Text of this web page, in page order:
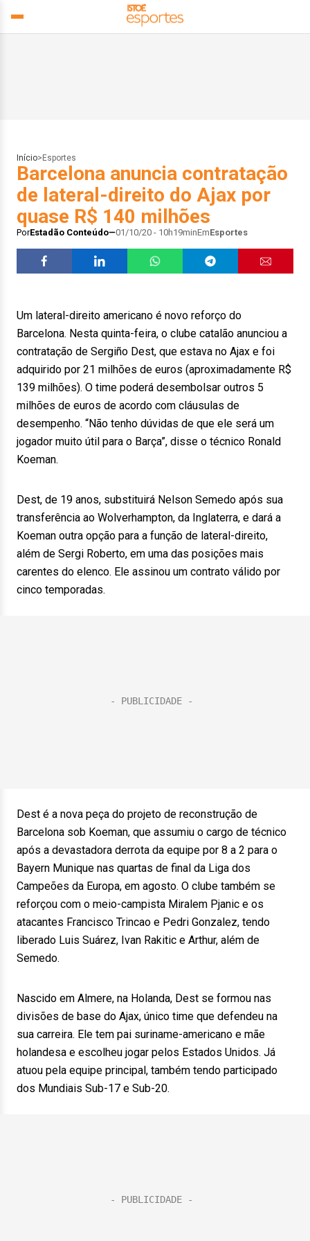
Início> Esportes
Barcelona anuncia contratação
de lateral-direito do Ajax por
quase R$ 140 milhões
PorEstadão Conteúdo 01/10/20 - 10h19minEmEsportes
Um lateral-direito americano é novo reforço do
Barcelona. Nesta quinta-feira, o clube catalão anunciou a
contratação de Sergiño Dest, que estava no Ajax e foi
adquirido por 21 milhões de euros (aproximadamente R$
139 milhões). O time poderá desembolsar outros 5
milhões de euros de acordo com cláusulas de
desempenho. “Não tenho dúvidas de que ele será um
jogador muito útil para o Barça”, disse o técnico Ronald
Koeman.
Dest, de 19 anos, substituirá Nelson Semedo após sua
transferência ao Wolverhampton, da Inglaterra, e dará a
Koeman outra opção para a função de lateral-direito,
além de Sergi Roberto, em uma das posições mais
carentes do elenco. Ele assinou um contrato válido por
cinco temporadas.
Dest é a nova peça do projeto de reconstrução de
Barcelona sob Koeman, que assumiu o cargo de técnico
após a devastadora derrota da equipe por 8 a 2 para o
Bayern Munique nas quartas de final da Liga dos
Campeões da Europa, em agosto. O clube também se
reforçou com o meio-campista Miralem Pjanic e os
atacantes Francisco Trincao e Pedri Gonzalez, tendo
liberado Luis Suárez, Ivan Rakitic e Arthur, além de
Semedo.
Nascido em Almere, na Holanda, Dest se formou nas
divisões de base do Ajax, único time que defendeu na
sua carreira. Ele tem pai suriname-americano e mãe
holandesa e escolheu jogar pelos Estados Unidos. Já
atuou pela equipe principal, também tendo participado
dos Mundiais Sub-17 e Sub-20.